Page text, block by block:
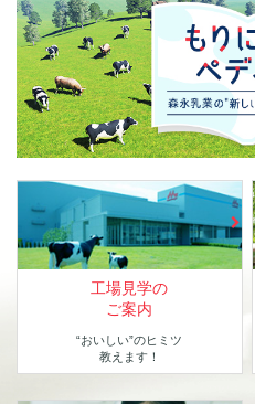
工場見学の
ご案内
“おいしい”のヒミツ
教えます！